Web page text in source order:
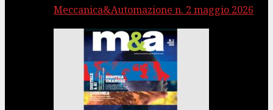
Meccanica&Automazione n. 2 maggio 2026